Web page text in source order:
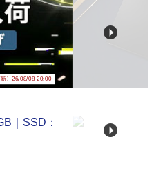
新】26/08/08 20:00